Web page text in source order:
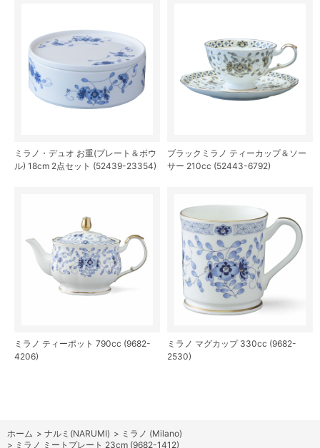
ミラノ・デュオ お重(プレート＆ボウ
ル) 18cm 2点セット (52439-23354)
ブラックミラノ ティーカップ＆ソー
サー 210cc (52443-6792)
ミラノ ティーポット 790cc (9682-
4206)
ミラノ マグカップ 330cc (9682-
2530)
ホーム > ナルミ(NARUMI) > ミラノ (Milano)
> ミラノ ミートプレート 23cm (9682-1412)